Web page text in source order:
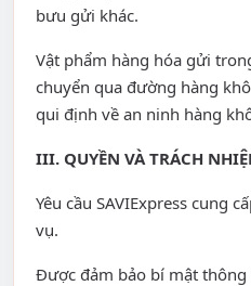
bưu gửi khác.
Vật phẩm hàng hóa gửi
chuyển qua đường hàng
qui định về an ninh hàng
III. QUYỀN VÀ TRÁCH
Yêu cầu SAVIExpress cung
vụ.
Được đảm bảo bí mật